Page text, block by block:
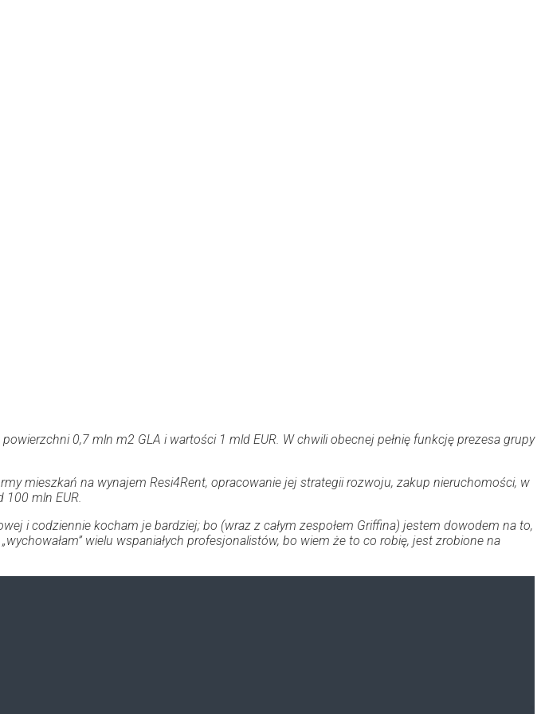
0,7 mln m2 GLA i wartości 1 mld EUR. W chwili obecnej pełnię funkcję prezesa grupy
mieszkań na wynajem Resi4Rent, opracowanie jej strategii rozwoju, zakup nieruchomości, w
mln EUR.
i codziennie kocham je bardziej; bo (wraz z całym zespołem Griffina) jestem dowodem na to,
wielu wspaniałych profesjonalistów, bo wiem że to co robię, jest zrobione na